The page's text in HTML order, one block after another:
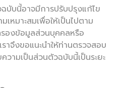
บับนี้อาจมีการปรับปรุงแก้ไข
หมาะสมเพื่อให้เป็นไปตาม
องข้อมูลส่วนบุคคลหรือ
จึงขอแนะนำให้ท่านตรวจสอบ
วามเป็นส่วนตัวฉบับนี้เป็นระยะ